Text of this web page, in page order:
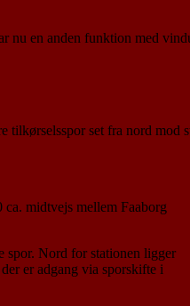
nu en anden funktion med
tilkørselsspor set fra nord mod
midtvejs mellem Faaborg
spor. Nord for stationen ligger
er adgang via sporskifte i